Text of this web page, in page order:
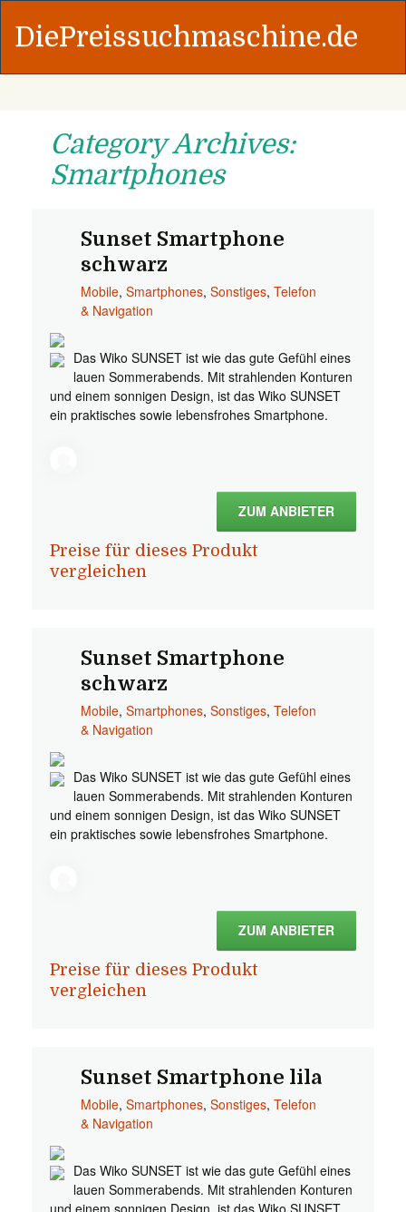
DiePreissuchmaschine.de
Category Archives:
Smartphones
Sunset Smartphone
schwarz
Mobile, Smartphones, Sonstiges, Telefon
& Navigation
Das Wiko SUNSET ist wie das gute Gefühl eines
lauen Sommerabends. Mit strahlenden Konturen
und einem sonnigen Design, ist das Wiko SUNSET
ein praktisches sowie lebensfrohes Smartphone.
ZUM ANBIETER
Preise für dieses Produkt
vergleichen
Sunset Smartphone
schwarz
Mobile, Smartphones, Sonstiges, Telefon
& Navigation
Das Wiko SUNSET ist wie das gute Gefühl eines
lauen Sommerabends. Mit strahlenden Konturen
und einem sonnigen Design, ist das Wiko SUNSET
ein praktisches sowie lebensfrohes Smartphone.
ZUM ANBIETER
Preise für dieses Produkt
vergleichen
Sunset Smartphone lila
Mobile, Smartphones, Sonstiges, Telefon
& Navigation
Das Wiko SUNSET ist wie das gute Gefühl eines
lauen Sommerabends. Mit strahlenden Konturen
und einem sonnigen Design, ist das Wiko SUNSET